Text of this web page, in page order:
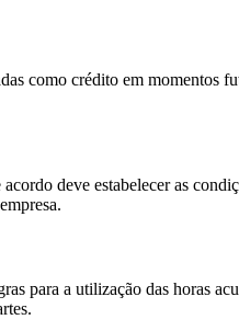
como crédito em momentos
deve estabelecer as
para a utilização das horas